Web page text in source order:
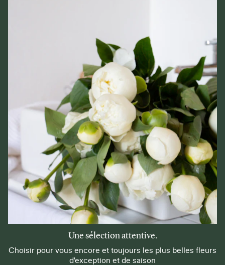
Une sélection attentive.
Choisir pour vous encore et toujours les plus belles fleurs
d'exception et de saison